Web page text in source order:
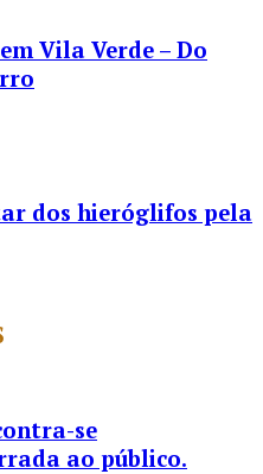
Vila Verde – Do
dos hieróglifos pela
se
ao público.